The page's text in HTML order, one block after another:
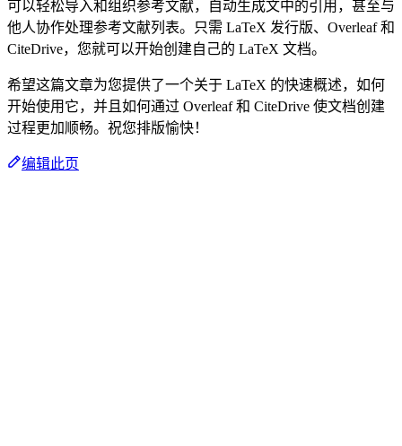
可以轻松导入和组织参考文献，自动生成文中的引用，甚至与
他人协作处理参考文献列表。只需 LaTeX 发行版、Overleaf 和
CiteDrive，您就可以开始创建自己的 LaTeX 文档。
希望这篇文章为您提供了一个关于 LaTeX 的快速概述，如何
开始使用它，并且如何通过 Overleaf 和 CiteDrive 使文档创建
过程更加顺畅。祝您排版愉快！
编辑此页